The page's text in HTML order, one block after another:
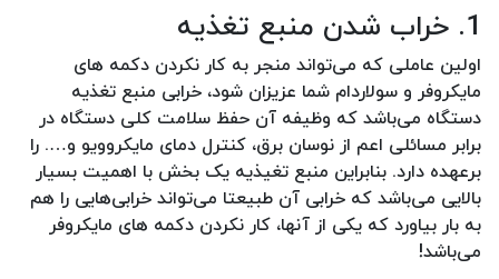
1. خراب شدن منبع تغذیه
اولین عاملی که می‌تواند منجر به کار نکردن دکمه های
مایکروفر و سولاردام شما عزیزان شود، خرابی منبع تغذیه
دستگاه می‌باشد که وظیفه آن حفظ سلامت کلی دستگاه در
برابر مسائلی اعم از نوسان برق، کنترل دمای مایکروویو و…. را
برعهده دارد. بنابراین منبع تغیذیه یک بخش با اهمیت بسیار
بالایی می‌باشد که خرابی آن طبیعتا می‌تواند خرابی‌هایی را هم
به بار بیاورد که یکی از آنها، کار نکردن دکمه های مایکروفر
می‌باشد!